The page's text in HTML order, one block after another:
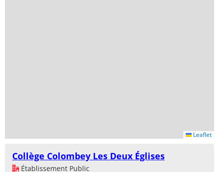
Leaflet
Collège Colombey Les Deux Églises
Établissement Public